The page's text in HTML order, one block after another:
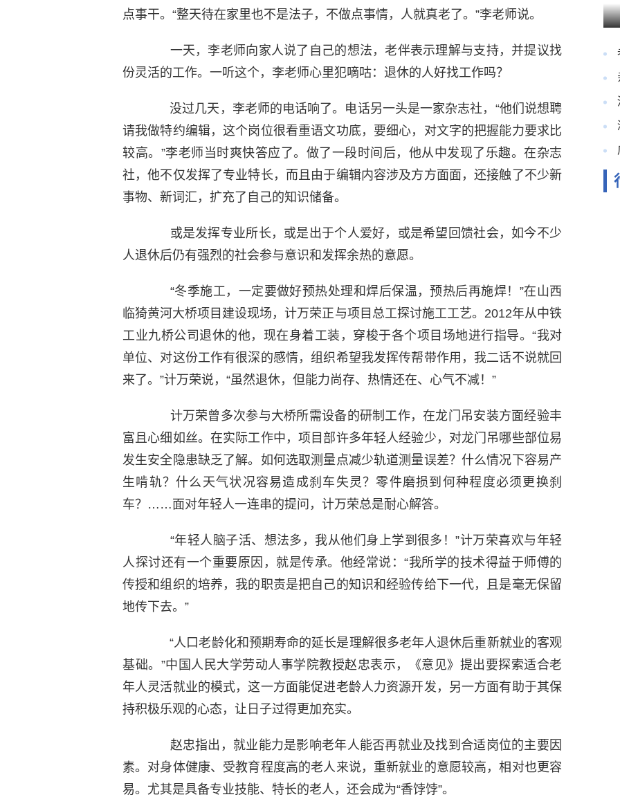
点事干。“整天待在家里也不是法子，不做点事情，人就真老了。”李老师说。
一天，李老师向家人说了自己的想法，老伴表示理解与支持，并提议找
份灵活的工作。一听这个，李老师心里犯嘀咕：退休的人好找工作吗？
没过几天，李老师的电话响了。电话另一头是一家杂志社，“他们说想聘
请我做特约编辑，这个岗位很看重语文功底，要细心，对文字的把握能力要求比
较高。”李老师当时爽快答应了。做了一段时间后，他从中发现了乐趣。在杂志
社，他不仅发挥了专业特长，而且由于编辑内容涉及方方面面，还接触了不少新
事物、新词汇，扩充了自己的知识储备。
或是发挥专业所长，或是出于个人爱好，或是希望回馈社会，如今不少
人退休后仍有强烈的社会参与意识和发挥余热的意愿。
“冬季施工，一定要做好预热处理和焊后保温，预热后再施焊！”在山西
临猗黄河大桥项目建设现场，计万荣正与项目总工探讨施工工艺。2012年从中铁
工业九桥公司退休的他，现在身着工装，穿梭于各个项目场地进行指导。“我对
单位、对这份工作有很深的感情，组织希望我发挥传帮带作用，我二话不说就回
来了。”计万荣说，“虽然退休，但能力尚存、热情还在、心气不减！”
计万荣曾多次参与大桥所需设备的研制工作，在龙门吊安装方面经验丰
富且心细如丝。在实际工作中，项目部许多年轻人经验少，对龙门吊哪些部位易
发生安全隐患缺乏了解。如何选取测量点减少轨道测量误差？什么情况下容易产
生啃轨？什么天气状况容易造成刹车失灵？零件磨损到何种程度必须更换刹
车？……面对年轻人一连串的提问，计万荣总是耐心解答。
“年轻人脑子活、想法多，我从他们身上学到很多！”计万荣喜欢与年轻
人探讨还有一个重要原因，就是传承。他经常说：“我所学的技术得益于师傅的
传授和组织的培养，我的职责是把自己的知识和经验传给下一代，且是毫无保留
地传下去。”
“人口老龄化和预期寿命的延长是理解很多老年人退休后重新就业的客观
基础。”中国人民大学劳动人事学院教授赵忠表示，《意见》提出要探索适合老
年人灵活就业的模式，这一方面能促进老龄人力资源开发，另一方面有助于其保
持积极乐观的心态，让日子过得更加充实。
赵忠指出，就业能力是影响老年人能否再就业及找到合适岗位的主要因
素。对身体健康、受教育程度高的老人来说，重新就业的意愿较高，相对也更容
易。尤其是具备专业技能、特长的老人，还会成为“香饽饽”。